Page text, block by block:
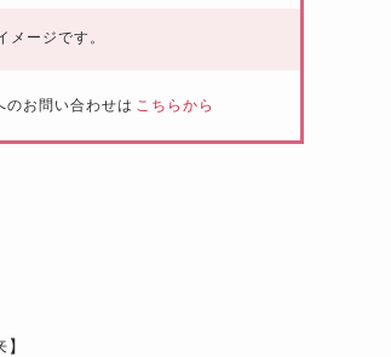
メージです。
のお問い合わせは こちらから